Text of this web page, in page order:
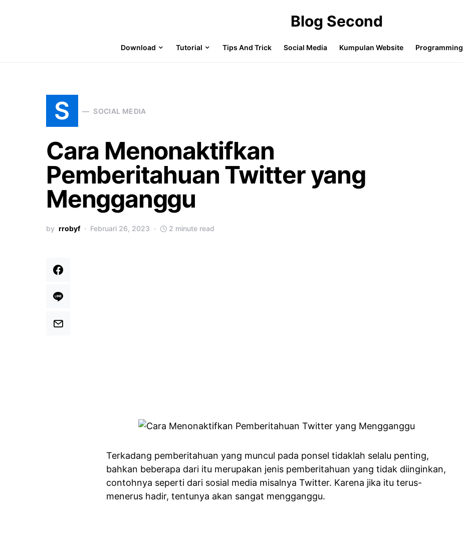
Blog Second
Download Tutorial Tips And Trick Social Media Kumpulan Website Programming
S SOCIAL MEDIA
Cara Menonaktifkan
Pemberitahuan Twitter yang
Mengganggu
by rrobyf Februari 26, 2023 2 minute read
Terkadang pemberitahuan yang muncul pada ponsel tidaklah selalu penting,
bahkan beberapa dari itu merupakan jenis pemberitahuan yang tidak diinginkan,
contohnya seperti dari sosial media misalnya Twitter. Karena jika itu terus-
menerus hadir, tentunya akan sangat mengganggu.